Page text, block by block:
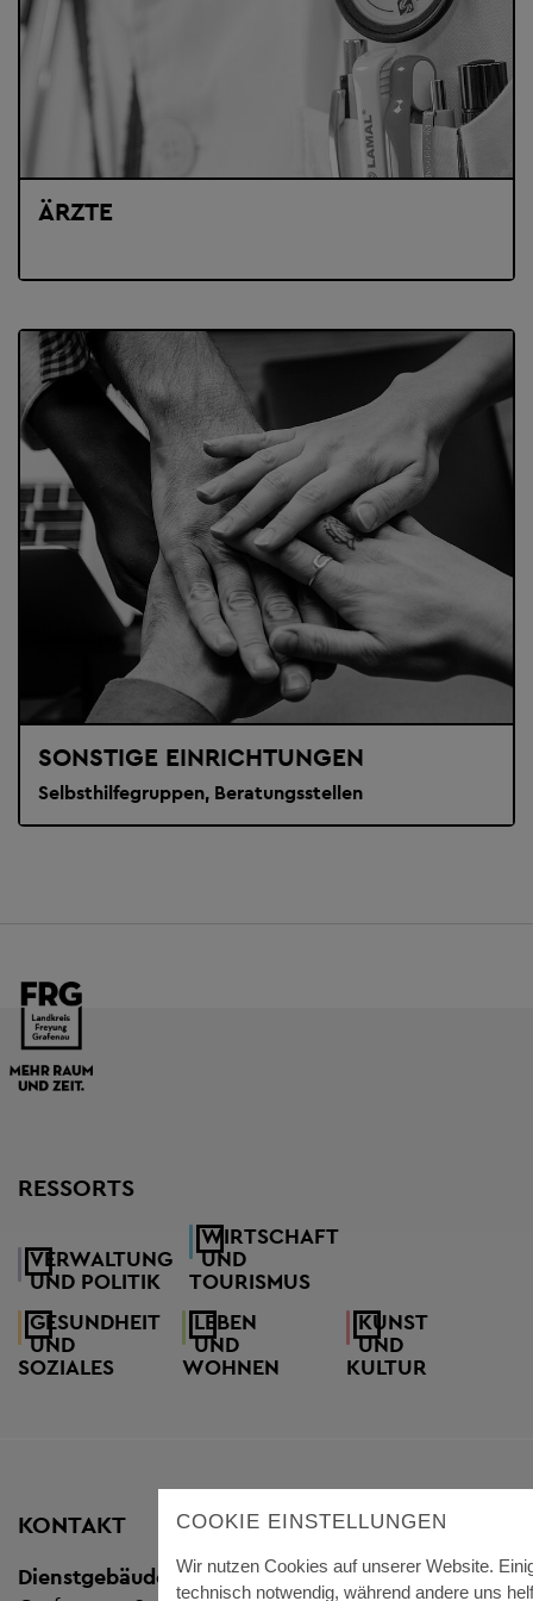
ÄRZTE
SONSTIGE EINRICHTUNGEN
Selbsthilfegruppen, Beratungsstellen
RESSORTS
VERWALTUNG
UND POLITIK
WIRTSCHAFT
UND
TOURISMUS
GESUNDHEIT
UND
SOZIALES
LEBEN
UND
WOHNEN
KUNST
UND
KULTUR
KONTAKT
Dienstgebäude Königsfeld
COOKIE EINSTELLUNGEN
Wir nutzen Cookies auf unserer Website.
technisch notwendig, während andere uns